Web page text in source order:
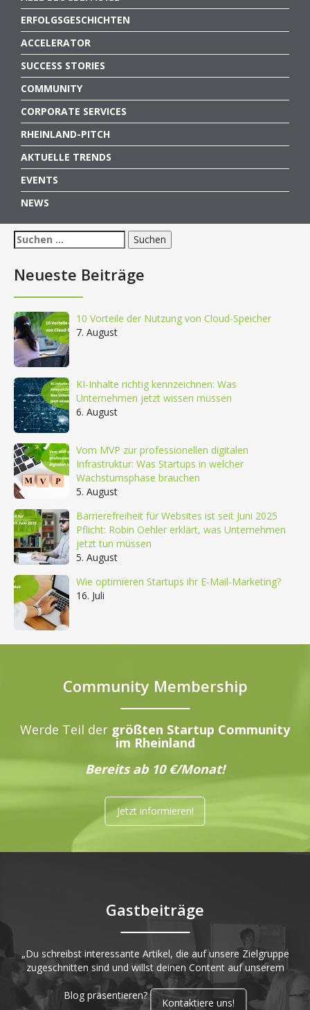
ERFOLGSGESCHICHTEN
ACCELERATOR
SUCCESS STORIES
COMMUNITY
CORPORATE SERVICES
RHEINLAND-PITCH
AKTUELLE TRENDS
EVENTS
NEWS
Suchen
nach:
Neueste Beiträge
10 Vorteile der Nutzung von Cloud-Speicher
7. August
KI-Inhalte richtig kennzeichnen: Was
Unternehmen jetzt wissen müssen
6. August
Vom MVP zur professionellen digitalen
Infrastruktur: Was Startups in welcher
Wachstumsphase brauchen
5. August
Barrierefreiheit für Websites ist seit Juni 2025
Pflicht: Robin Oehler erklärt, was Unternehmen
jetzt tun müssen
5. August
Wie optimieren Startups ihr E-Mail-Marketing?
16. Juli
Community Membership
Werde Teil der größten Startup Community
im Rheinland
Bereits ab 10 €/Monat!
Jetzt informieren!
Gastbeiträge
„Du schreibst interessante Artikel, die auf unsere Zielgruppe
zugeschnitten sind und willst deinen Content auf unserem
Blog präsentieren?
Kontaktiere uns!